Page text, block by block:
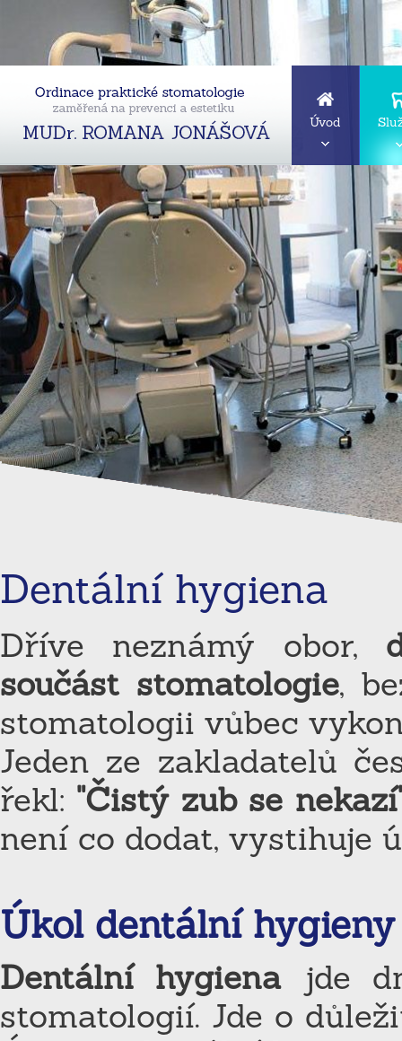
Úvod
Dentální hygiena
Dříve neznámý obor,
součást stomatologie,
stomatologii vůbec
Jeden ze zakladatelů
řekl: "Čistý zub se
není co dodat, vystihuje
Úkol dentální hygieny
Dentální hygienajde
stomatologií. Jde o